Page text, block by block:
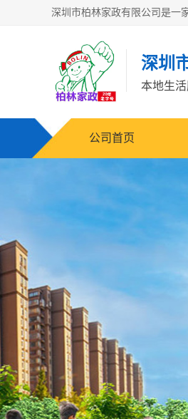
深圳
本地生
公司首页